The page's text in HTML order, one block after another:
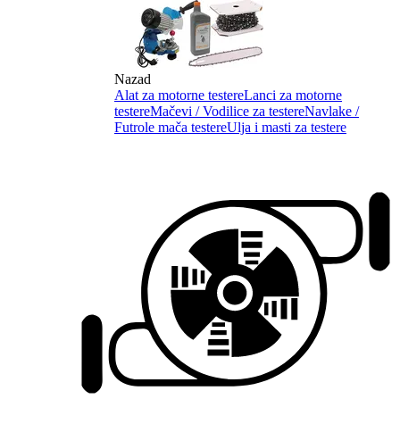
Nazad
Alat za motorne testereLanci za motorne
testereMačevi / Vodilice za testereNavlake /
Futrole mača testereUlja i masti za testere